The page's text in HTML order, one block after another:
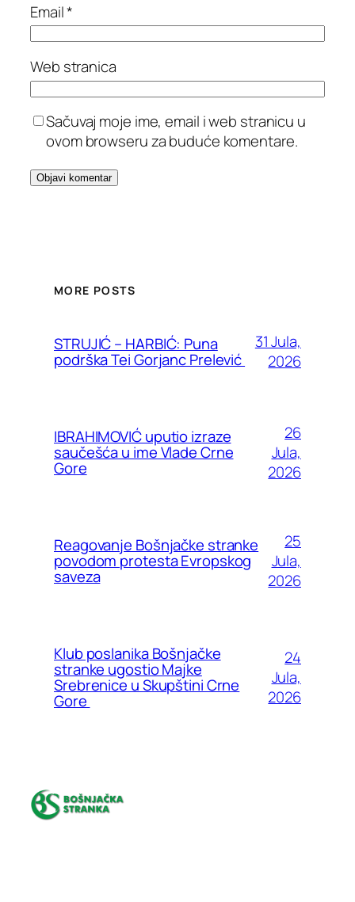
Email*
Web stranica
Sačuvaj moje ime, email i web stranicu u
ovom browseru za buduće komentare.
MORE POSTS
STRUJIĆ – HARBIĆ: Puna
podrška Tei Gorjanc Prelević
31 Jula,
2026
IBRAHIMOVIĆ uputio izraze
saučešća u ime Vlade Crne
Gore
26
Jula,
2026
Reagovanje Bošnjačke stranke
povodom protesta Evropskog
saveza
25
Jula,
2026
Klub poslanika Bošnjačke
stranke ugostio Majke
Srebrenice u Skupštini Crne
Gore
24
Jula,
2026